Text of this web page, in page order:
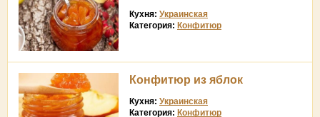
Кухня: Украинская
Категория: Конфитюр
Конфитюр из яблок
Кухня: Украинская
Категория: Конфитюр